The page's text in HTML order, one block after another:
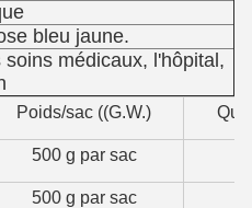
bleu jaune.
soins médicaux, l'hôpital,
Poids/sac ((G.W.)
500 g par sac
500 g par sac